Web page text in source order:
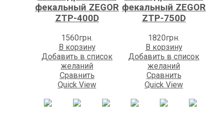
фекальный ZEGOR
ZTP-400D
1560грн.
В корзину
Добавить в список
желаний
Сравнить
Quick View
фекальный ZEGOR
ZTP-750D
1820грн.
В корзину
Добавить в список
желаний
Сравнить
Quick View